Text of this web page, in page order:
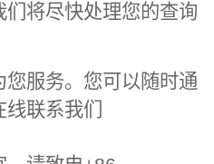
将尽快处理您的查询
服务。您可以随时通
联系我们